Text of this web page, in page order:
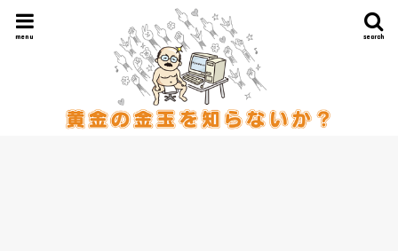
search
menu